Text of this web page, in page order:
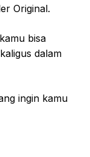
Original.
bisa
dalam
ingin kamu